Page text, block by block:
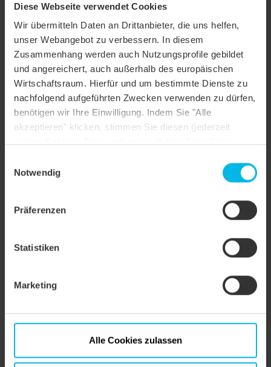
Diese Webseite verwendet Cookies
Wir übermitteln Daten an Drittanbieter, die uns helfen,
unser Webangebot zu verbessern. In diesem
Zusammenhang werden auch Nutzungsprofile gebildet
und angereichert, auch außerhalb des europäischen
Wirtschaftsraum. Hierfür und um bestimmte Dienste zu
nachfolgend aufgeführten Zwecken verwenden zu dürfen,
benötigen wir Ihre Einwilligung. Indem Sie "Alle
akzeptieren" klicken, stimmen Sie diesen (jederzeit
Einstellungen ändern oder die Datenverarbeitung
Notwendig
Präferenzen
Statistiken
Marketing
Alle Cookies zulassen
MODELL AMBIENTE SEGMENTSCHNITT
Produktfamilie Biberschwanzziegel AMBIENTE
Produktgruppe Dachziegel
Objektart Öffentliches Gebäude
Dachform Satteldach
Farbe kupferrot engobiert
Objektstil